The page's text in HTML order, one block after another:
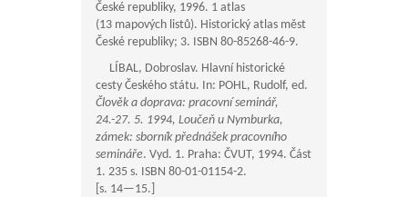
České republiky, 1996. 1 atlas
(13 mapových listů). Historický atlas měst
České republiky; 3. ISBN 80-85268-46-9.
LÍBAL, Dobroslav. Hlavní historické
cesty Českého státu. In: POHL, Rudolf, ed.
Člověk a doprava: pracovní seminář,
24.-27. 5. 1994, Loučeň u Nymburka,
zámek: sborník přednášek pracovního
semináře. Vyd. 1. Praha: ČVUT, 1994. Část
1. 235 s. ISBN 80-01-01154-2.
[s. 14—15.]